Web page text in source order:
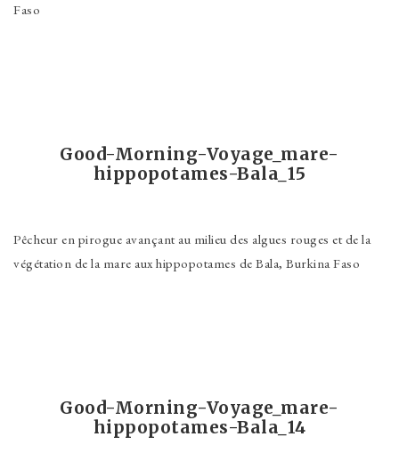
Faso
Good-Morning-Voyage_mare-
hippopotames-Bala_15
Pêcheur en pirogue avançant au milieu des algues rouges et de la
végétation de la mare aux hippopotames de Bala, Burkina Faso
Good-Morning-Voyage_mare-
hippopotames-Bala_14